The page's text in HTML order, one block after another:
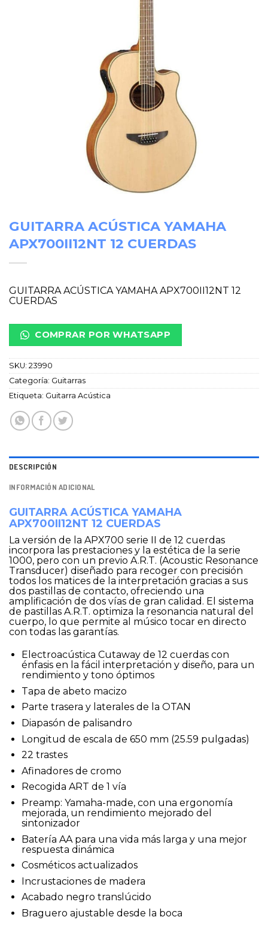
GUITARRA ACÚSTICA YAMAHA
APX700II12NT 12 CUERDAS
GUITARRA ACÚSTICA YAMAHA APX700II12NT 12
CUERDAS
COMPRAR POR WHATSAPP
SKU: 23990
Categoría: Guitarras
Etiqueta: Guitarra Acústica
DESCRIPCIÓN
INFORMACIÓN ADICIONAL
GUITARRA ACÚSTICA YAMAHA
APX700II12NT 12 CUERDAS
La versión de la APX700 serie II de 12 cuerdas
incorpora las prestaciones y la estética de la serie
1000, pero con un previo A.R.T. (Acoustic Resonance
Transducer) diseñado para recoger con precisión
todos los matices de la interpretación gracias a sus
dos pastillas de contacto, ofreciendo una
amplificación de dos vías de gran calidad. El sistema
de pastillas A.R.T. optimiza la resonancia natural del
cuerpo, lo que permite al músico tocar en directo
con todas las garantías.
Electroacústica Cutaway de 12 cuerdas con
énfasis en la fácil interpretación y diseño, para un
rendimiento y tono óptimos
Tapa de abeto macizo
Parte trasera y laterales de la OTAN
Diapasón de palisandro
Longitud de escala de 650 mm (25.59 pulgadas)
22 trastes
Afinadores de cromo
Recogida ART de 1 vía
Preamp: Yamaha-made, con una ergonomía
mejorada, un rendimiento mejorado del
sintonizador
Batería AA para una vida más larga y una mejor
respuesta dinámica
Cosméticos actualizados
Incrustaciones de madera
Acabado negro translúcido
Braguero ajustable desde la boca